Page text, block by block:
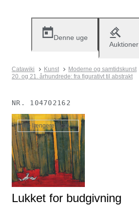
Denne uge
Auktioner
Catawiki Kunst Moderne og samtidskunst
20. og 21. århundrede: fra figurativt til abstrakt
NR. 104702162
Ikke længere tilgængelig
Lukket for budgivning